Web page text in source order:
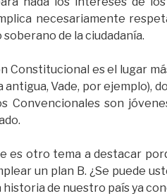
necesariamente
de la ciudadanía.
Constitucional es el lugar
antigua, Vade, por ejemplo),
Convencionales son
es otro tema a destacar
un plan B. ¿Se puede
historia de nuestro país ya